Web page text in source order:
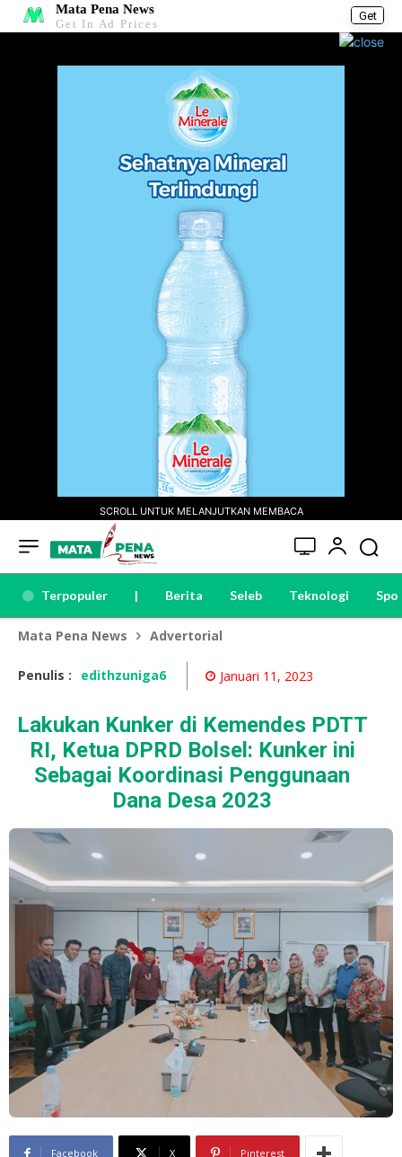
Get
Mata Pena News
Get In Ad Prices
SCROLL UNTUK MELANJUTKAN MEMBACA
Terpopuler | Berita Seleb Teknologi
Mata Pena News Advertorial
Penulis : edithzuniga6 Januari 11, 2023
Lakukan Kunker di Kemendes PDTT
RI, Ketua DPRD Bolsel: Kunker ini
Sebagai Koordinasi Penggunaan
Dana Desa 2023
Facebook X Pinterest